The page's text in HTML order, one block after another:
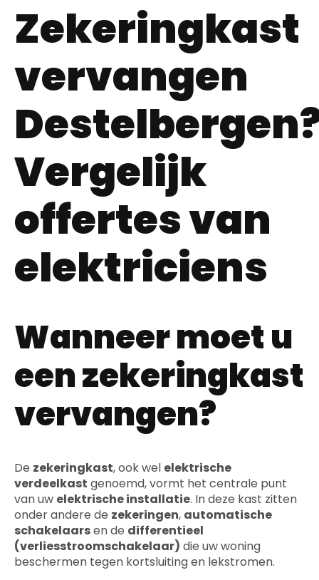
Zekeringkast
vervangen
Vergelijk
offertes van
elektriciens
Wanneer moet u
een zekeringkast
vervangen?
De zekeringkast, ook wel elektrische
verdeelkast genoemd, vormt het centrale punt
van uw elektrische installatie. In deze kast zitten
onder andere de zekeringen, automatische
schakelaarsen de differentieel
(verliesstroomschakelaar) die uw woning
beschermen tegen kortsluiting en lekstromen.